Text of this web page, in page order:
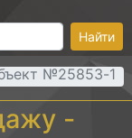
Найти
1-к квартиры на продажу - Объект №25853
-